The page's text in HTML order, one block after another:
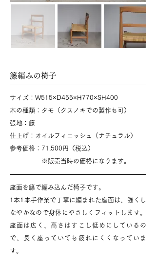
​籐編みの椅子
​サイズ：W515×D455×H770×SH400
木の種類：タモ（クスノキでの製作も可）
​張地：籐
​仕上げ：オイルフィニッシュ（ナチュラル）
​​参考価格：71,500円（税込）
​ ※販売当時の価格になります。
​座面を籐で編み込んだ椅子です。
1本1本手作業で丁寧に編まれた座面は、強くし
なやかなので身体にやさしくフィットします。
座面は広く、高さはすこし低めにしているの
で、長く座っていても疲れにくくなっていま
す。